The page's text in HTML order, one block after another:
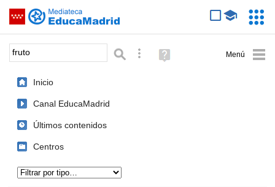
Saltar navegación
Palabra o frase: Búsqueda avanzada
Ayuda
(en
Inicio
Canal EducaMadrid
Últimos contenidos
Centros